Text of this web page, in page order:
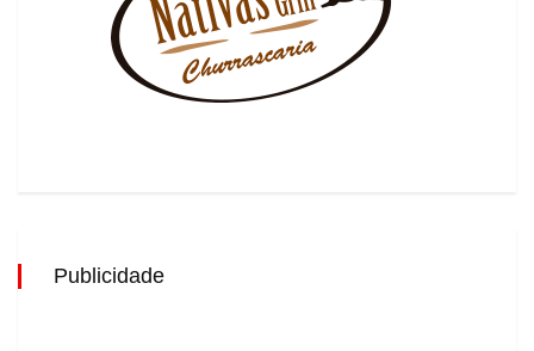
Publicidade